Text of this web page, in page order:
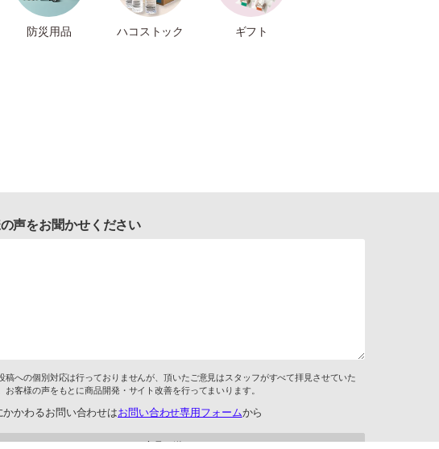
防災用品 ハコストック ギフト
声をお聞かせください
稿への個別対応は行っておりませんが、頂いたご意見はスタッフがすべて拝見させていた
お客様の声をもとに商品開発・サイト改善を行ってまいります。
かかわるお問い合わせはお問い合わせ専用フォームから